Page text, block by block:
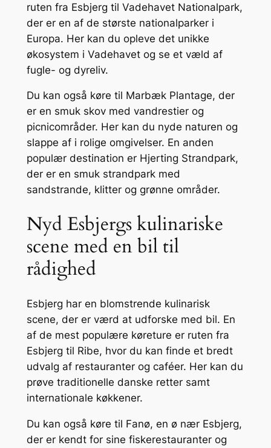
ruten fra Esbjerg til Vadehavet Nationalpark,
der er en af de største nationalparker i
Europa. Her kan du opleve det unikke
økosystem i Vadehavet og se et væld af
fugle- og dyreliv.
Du kan også køre til Marbæk Plantage, der
er en smuk skov med vandrestier og
picnicområder. Her kan du nyde naturen og
slappe af i rolige omgivelser. En anden
populær destination er Hjerting Strandpark,
der er en smuk strandpark med
sandstrande, klitter og grønne områder.
Nyd Esbjergs kulinariske
scene med en bil til
rådighed
Esbjerg har en blomstrende kulinarisk
scene, der er værd at udforske med bil. En
af de mest populære køreture er ruten fra
Esbjerg til Ribe, hvor du kan finde et bredt
udvalg af restauranter og caféer. Her kan du
prøve traditionelle danske retter samt
internationale køkkener.
Du kan også køre til Fanø, en ø nær Esbjerg,
der er kendt for sine fiskerestauranter og